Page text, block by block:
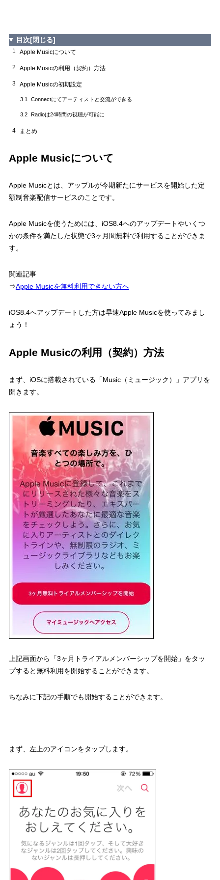
目次[閉じる]
1 Apple Musicについて
2 Apple Musicの利用（契約）方法
3 Apple Musicの初期設定
3.1 Connectにてアーティストと交流ができる
3.2 Radioは24時間の視聴が可能に
4 まとめ
Apple Musicについて
Apple Musicとは、アップルが今期新たにサービスを開始した定
額制音楽配信サービスのことです。
Apple Musicを使うためには、iOS8.4へのアップデートやいくつ
かの条件を満たした状態で3ヶ月間無料で利用することができま
す。
関連記事
⇒Apple Musicを無料利用できない方へ
iOS8.4へアップデートした方は早速Apple Musicを使ってみまし
ょう！
Apple Musicの利用（契約）方法
まず、iOSに搭載されている「Music（ミュージック）」アプリを
開きます。
上記画面から「3ヶ月トライアルメンバーシップを開始」をタッ
プすると無料利用を開始することができます。
ちなみに下記の手順でも開始することができます。
まず、左上のアイコンをタップします。